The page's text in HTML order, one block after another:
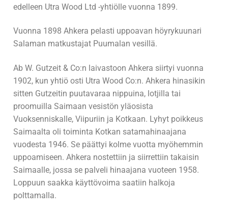
M/S Notre Dame
M/S Patella
M/S Poku
M/S Pömpeli III
M/S Raja 60
M/S Rapid
M/S Roopertti
M/S Rudolf
M/S Tervaniemi
M/S Topi
M/S WILH. SCHAUMAN
edelleen Utra Wood Ltd -yhtiölle vuonna 1899.
Vuonna 1898 Ahkera pelasti uppoavan höyrykuunari
Salaman matkustajat Puumalan vesillä.
Ab W. Gutzeit & Co:n laivastoon Ahkera siirtyi vuonna
1902, kun yhtiö osti Utra Wood Co:n. Ahkera hinasikin
sitten Gutzeitin puutavaraa nippuina, lotjilla tai
proomuilla Saimaan vesistön yläosista
Vuoksenniskalle, Viipuriin ja Kotkaan. Lyhyt poikkeus
Saimaalta oli toiminta Kotkan satamahinaajana
vuodesta 1946. Se päättyi kolme vuotta myöhemmin
uppoamiseen. Ahkera nostettiin ja siirrettiin takaisin
Saimaalle, jossa se palveli hinaajana vuoteen 1958.
Loppuun saakka käyttövoima saatiin halkoja
polttamalla.